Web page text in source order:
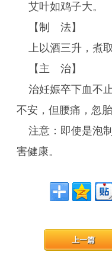
艾叶如鸡子大。
【制 法】
上以酒三升，煮
【主 治】
治妊娠卒下血不
不安，但腰痛，忽
注意：即使是泡
害健康。
上一篇